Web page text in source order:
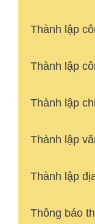
Thành lập
Thành lập
Thành lập
Thành lập
Thành lập
Thông báo